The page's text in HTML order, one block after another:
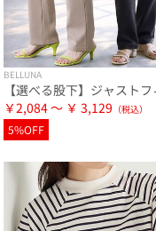
BELLUNA
￥2,084 ～ ￥ 3,129
5%OFF